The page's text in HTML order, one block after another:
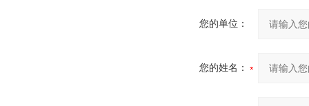
您的单位：
您的姓名：